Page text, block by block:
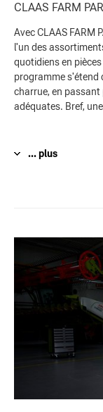
CLAAS FARM
Avec CLAAS FARM
l'un des
quotidiens en
programme s'étend
charrue, en passant
adéquates. Bref,
... plus